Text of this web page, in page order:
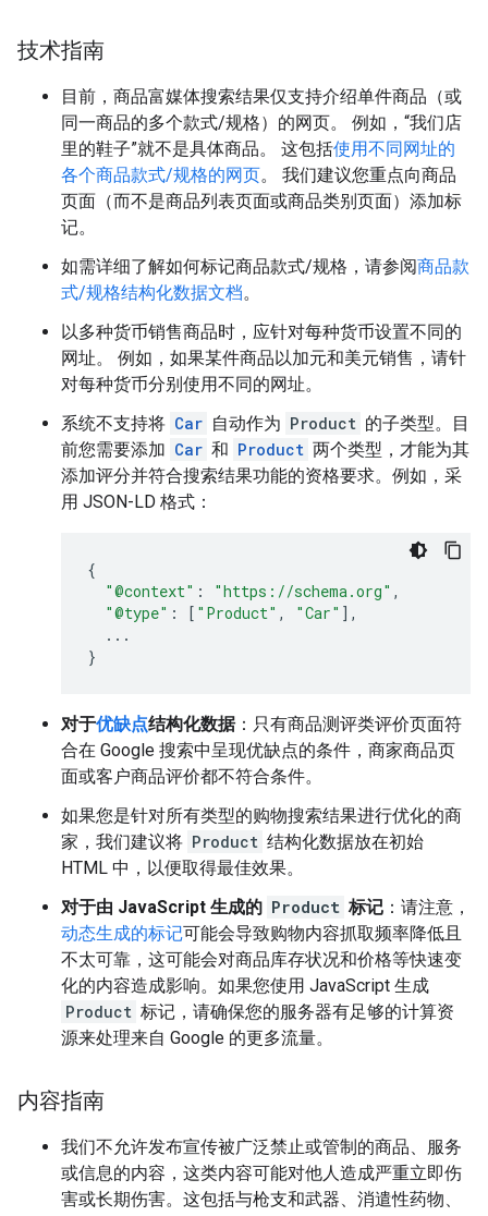
技术指南
目前，商品富媒体搜索结果仅支持介绍单件商品（或
同一商品的多个款式/规格）的网页。 例如，“我们店
里的鞋子”就不是具体商品。 这包括使用不同网址的
各个商品款式/规格的网页。 我们建议您重点向商品
页面（而不是商品列表页面或商品类别页面）添加标
记。
如需详细了解如何标记商品款式/规格，请参阅商品款
式/规格结构化数据文档。
以多种货币销售商品时，应针对每种货币设置不同的
网址。 例如，如果某件商品以加元和美元销售，请针
对每种货币分别使用不同的网址。
系统不支持将 Car 自动作为 Product 的子类型。目
前您需要添加 Car 和 Product 两个类型，才能为其
添加评分并符合搜索结果功能的资格要求。例如，采
用 JSON-LD 格式：
{
"@context" : "https://schema.org" ,
"@type" : [ "Product" , "Car" ],
...
}
对于优缺点结构化数据：只有商品测评类评价页面符
合在 Google 搜索中呈现优缺点的条件，商家商品页
面或客户商品评价都不符合条件。
如果您是针对所有类型的购物搜索结果进行优化的商
家，我们建议将 Product 结构化数据放在初始
HTML 中，以便取得最佳效果。
对于由 JavaScript 生成的 Product 标记 ：请注意，
动态生成的标记可能会导致购物内容抓取频率降低且
不太可靠，这可能会对商品库存状况和价格等快速变
化的内容造成影响。如果您使用 JavaScript 生成
Product 标记，请确保您的服务器有足够的计算资
源来处理来自 Google 的更多流量。
内容指南
我们不允许发布宣传被广泛禁止或管制的商品、服务
或信息的内容，这类内容可能对他人造成严重立即伤
害或长期伤害。这包括与枪支和武器、消遣性药物、